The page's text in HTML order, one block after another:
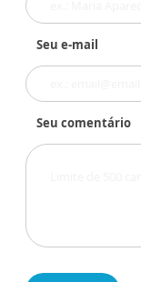
Seu e-mail
Seu comentário